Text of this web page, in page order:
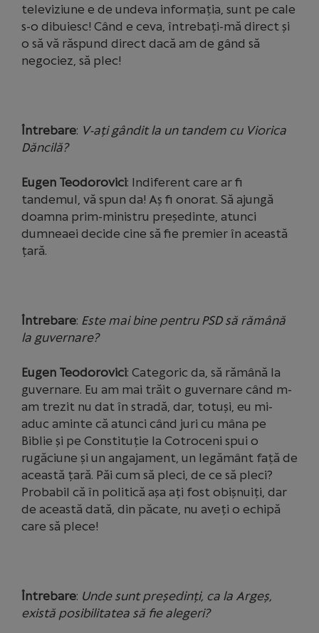
televiziune e de undeva informația, sunt pe cale
s-o dibuiesc! Când e ceva, întrebați-mă direct și
o să vă răspund direct dacă am de gând să
negociez, să plec!
Întrebare: V-ați gândit la un tandem cu Viorica
Dăncilă?
Eugen Teodorovici: Indiferent care ar fi
tandemul, vă spun da! Aș fi onorat. Să ajungă
doamna prim-ministru președinte, atunci
dumneaei decide cine să fie premier în această
țară.
Întrebare: Este mai bine pentru PSD să rămână
la guvernare?
Eugen Teodorovici: Categoric da, să rămână la
guvernare. Eu am mai trăit o guvernare când m-
am trezit nu dat în stradă, dar, totuși, eu mi-
aduc aminte că atunci când juri cu mâna pe
Biblie și pe Constituție la Cotroceni spui o
rugăciune și un angajament, un legământ față de
această țară. Păi cum să pleci, de ce să pleci?
Probabil că în politică așa ați fost obișnuiți, dar
de această dată, din păcate, nu aveți o echipă
care să plece!
Întrebare: Unde sunt președinți, ca la Argeș,
există posibilitatea să fie alegeri?